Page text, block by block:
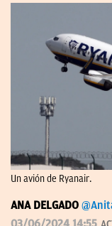
Un avión de Ryanair.
ANA DELGADO